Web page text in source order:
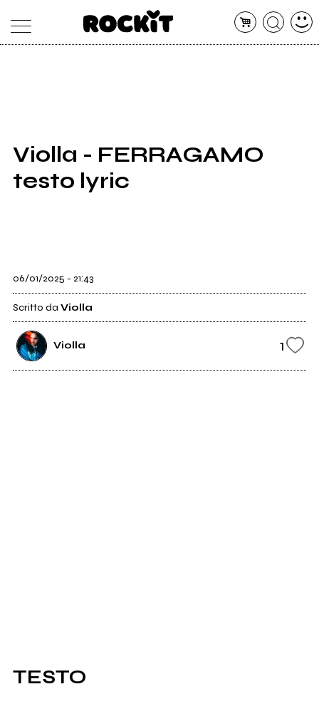
SHOP
RADIO
Violla - FERRAGAMO
testo lyric
06/01/2025 - 21:43
Scritto da Violla
Violla 1
TESTO